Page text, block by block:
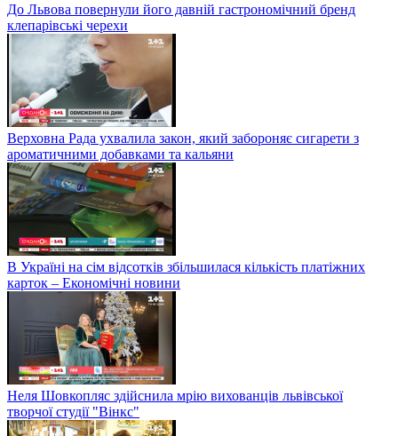
До Львова повернули його давній гастрономічний бренд
клепарівські черехи
Верховна Рада ухвалила закон, який забороняє сигарети з
ароматичними добавками та кальяни
В Україні на сім відсотків збільшилася кількість платіжних
карток – Економічні новини
Неля Шовкопляс здійснила мрію вихованців львівської
творчої студії "Вінкс"